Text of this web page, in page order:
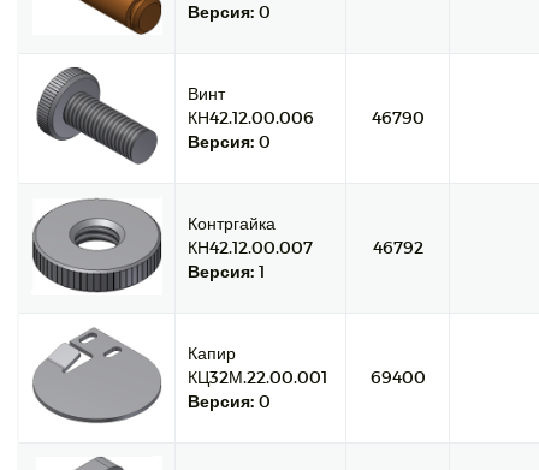
Версия: 0
Винт
КН42.12.00.006
Версия: 0
46790
Контргайка
КН42.12.00.007
Версия: 1
46792
Капир
КЦ32М.22.00.001
Версия: 0
69400